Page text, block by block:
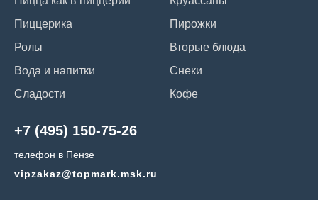
Пиццерика
Ролы
Вода и напитки
Сладости
Пирожки
Вторые блюда
Снеки
Кофе
+7 (495) 150-75-26
телефон в Пензе
vipzakaz@topmark.msk.ru